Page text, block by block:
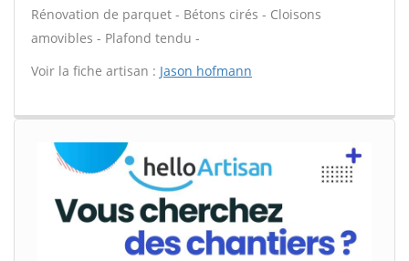
Rénovation de parquet - Bétons cirés - Cloisons
amovibles - Plafond tendu -
Voir la fiche artisan : Jason hofmann